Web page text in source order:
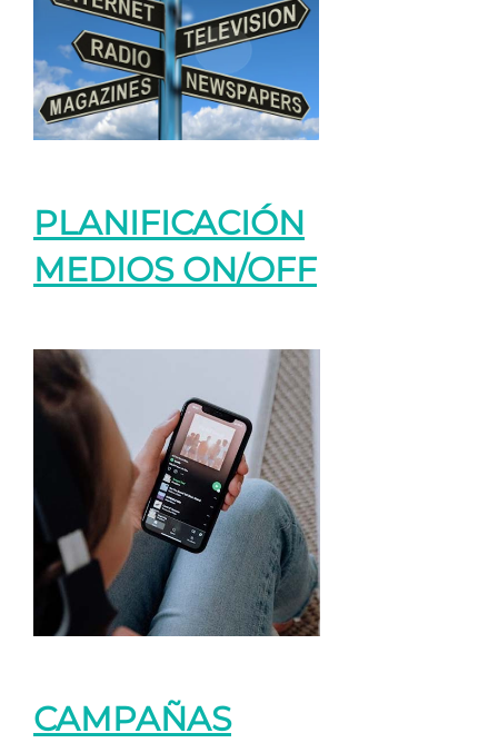
PLANIFICACIÓN
MEDIOS ON/OFF
CAMPAÑAS